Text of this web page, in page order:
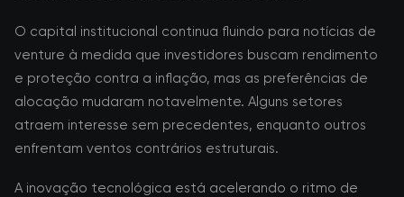
O capital institucional continua fluindo para notícias de
venture à medida que investidores buscam rendimento
e proteção contra a inflação, mas as preferências de
alocação mudaram notavelmente. Alguns setores
atraem interesse sem precedentes, enquanto outros
enfrentam ventos contrários estruturais.
A inovação tecnológica está acelerando o ritmo de